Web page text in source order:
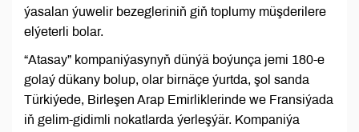
ýasalan ýuwelir bezegleriniň giň toplumy müşderilere
elýeterli bolar.
“Atasay” kompaniýasynyň dünýä boýunça jemi 180-e
golaý dükany bolup, olar birnäçe ýurtda, şol sanda
Türkiýede, Birleşen Arap Emirliklerinde we Fransiýada
iň gelim-gidimli nokatlarda ýerleşýär. Kompaniýa